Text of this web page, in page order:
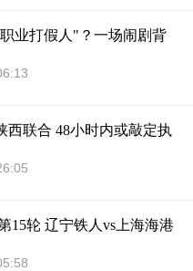
业打假人"？一场闹剧背
西联合 48小时内或敲定执
15轮 辽宁铁人vs上海海港